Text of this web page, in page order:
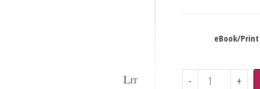
eBook/Print
- +